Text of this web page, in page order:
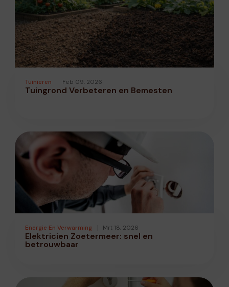
Tuinieren Feb 09, 2026
Tuingrond Verbeteren en Bemesten
Energie En Verwarming Mrt 18, 2026
Elektricien Zoetermeer: snel en
betrouwbaar